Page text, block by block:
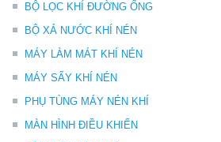
BỘ LỌC KHÍ ĐƯỜNG ỐNG
BỘ XẢ NƯỚC KHÍ NÉN
MÁY LÀM MÁT KHÍ NÉN
MÁY SẤY KHÍ NÉN
PHỤ TÙNG MÁY NÉN KHÍ
MÀN HÌNH ĐIỀU KHIỂN